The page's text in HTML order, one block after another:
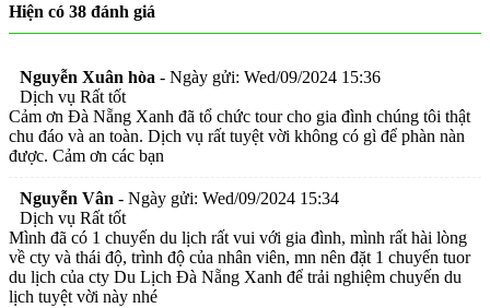
Hiện có 38 đánh giá
Nguyễn Xuân hòa - Ngày gửi: Wed/09/2024 15:36
Dịch vụ Rất tốt
Cảm ơn Đà Nẵng Xanh đã tổ chức tour cho gia đình chúng tôi thật
chu đáo và an toàn. Dịch vụ rất tuyệt vời không có gì để phàn nàn
được. Cảm ơn các bạn
Nguyễn Vân - Ngày gửi: Wed/09/2024 15:34
Dịch vụ Rất tốt
Mình đã có 1 chuyến du lịch rất vui với gia đình, mình rất hài lòng
về cty và thái độ, trình độ của nhân viên, mn nên đặt 1 chuyến tuor
du lịch của cty Du Lịch Đà Nẵng Xanh để trải nghiệm chuyến du
lịch tuyệt vời này nhé